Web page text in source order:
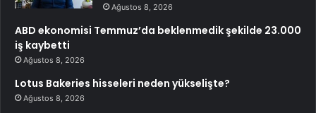
Ağustos 8, 2026
ABD ekonomisi Temmuz’da beklenmedik şekilde 23.000
iş kaybetti
Ağustos 8, 2026
Lotus Bakeries hisseleri neden yükselişte?
Ağustos 8, 2026